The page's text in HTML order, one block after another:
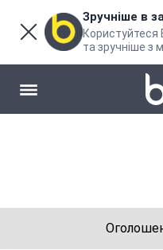
Зручніше в
та зручніше з